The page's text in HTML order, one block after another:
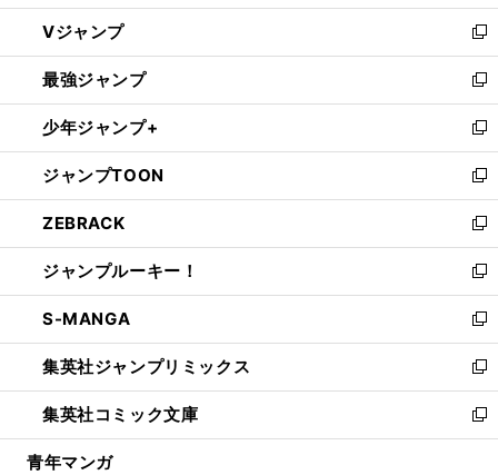
ウ
ィ
ン
ド
ウ
で
開
く
し
い
ウ
ィ
ン
ド
ウ
で
開
く
Vジャンプ
新
し
い
ウ
ィ
ン
ド
ウ
で
開
く
最強ジャンプ
新
し
い
ウ
ィ
ン
ド
ウ
で
開
く
少年ジャンプ+
新
し
い
ウ
ィ
ン
ド
ウ
で
開
く
ジャンプTOON
新
し
い
ウ
ィ
ン
ド
ウ
で
開
く
ZEBRACK
新
し
い
ウ
ィ
ン
ド
ウ
で
開
ジャンプルーキー！
新
し
い
ウ
ィ
ン
ド
ウ
S-MANGA
新
し
い
ウ
ィ
ン
集英社ジャンプリミックス
新
し
い
ウ
集英社コミック文庫
新
し
青年マンガ